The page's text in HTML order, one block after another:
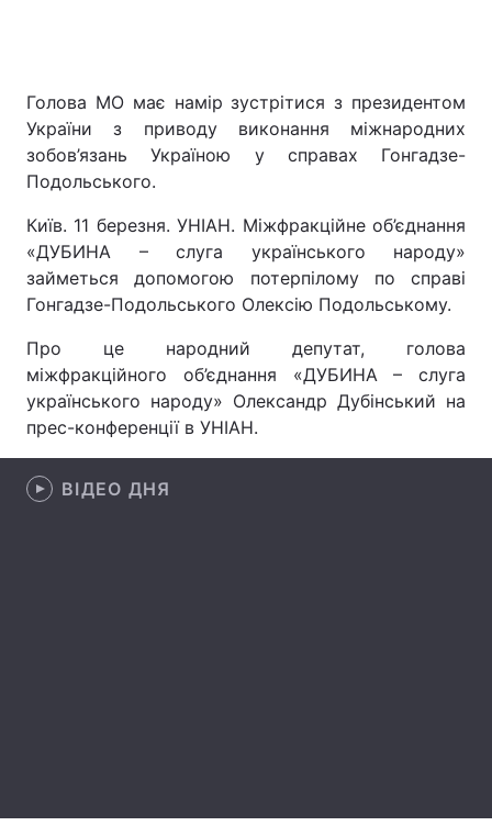
Головна Війна
Україна Політика
Спорт
Голова МО має намір зустрітися з президентом
України з приводу виконання міжнародних
зобов’язань Україною у справах Гонгадзе-
Подольського.
Київ. 11 березня. УНІАН. Міжфракційне об’єднання
«ДУБИНА – слуга українського народу»
займеться допомогою потерпілому по справі
Гонгадзе-Подольського Олексію Подольському.
Про це народний депутат, голова
міжфракційного об’єднання «ДУБИНА – слуга
українського народу» Олександр Дубінський на
прес-конференції в УНІАН.
ВІДЕО ДНЯ